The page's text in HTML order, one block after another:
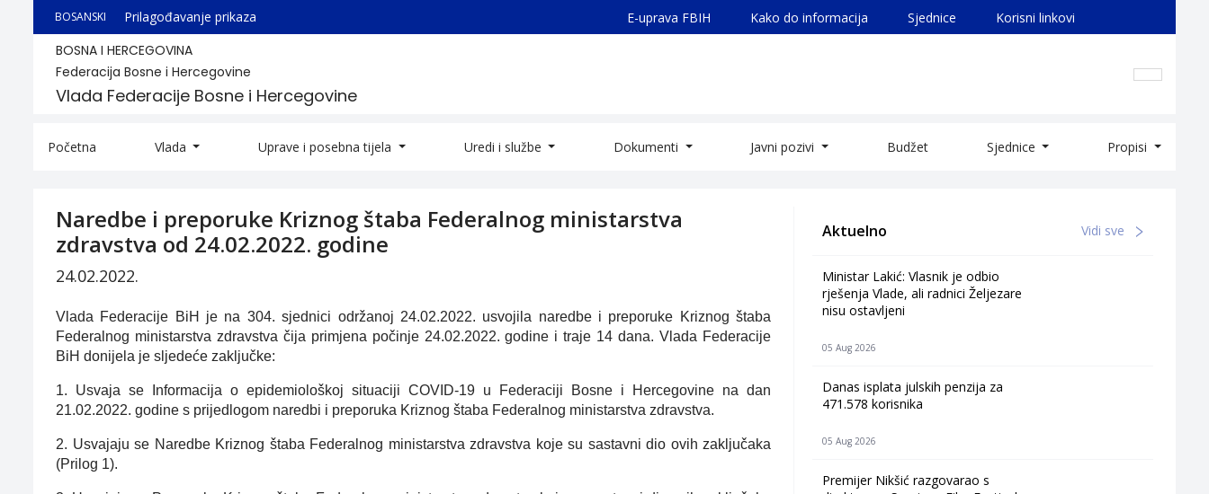
BOSANSKI Prilagođavanje prikaza E-uprava FBIH Kako do informacija Sjednice Korisni linkovi
BOSNA I HERCEGOVINA
Federacija Bosne i Hercegovine
Vlada Federacije Bosne i Hercegovine
Početna Vlada Uprave i posebna tijela Uredi i službe Dokumenti Javni pozivi Budžet Sjednice Propisi
Naredbe i preporuke Kriznog štaba Federalnog ministarstva
zdravstva od 24.02.2022. godine
24.02.2022.
Vlada Federacije BiH je na 304. sjednici održanoj 24.02.2022. usvojila naredbe i preporuke Kriznog štaba
Federalnog ministarstva zdravstva čija primjena počinje 24.02.2022. godine i traje 14 dana. Vlada Federacije
BiH donijela je sljedeće zaključke:
1. Usvaja se Informacija o epidemiološkoj situaciji COVID-19 u Federaciji Bosne i Hercegovine na dan
21.02.2022. godine s prijedlogom naredbi i preporuka Kriznog štaba Federalnog ministarstva zdravstva.
2. Usvajaju se Naredbe Kriznog štaba Federalnog ministarstva zdravstva koje su sastavni dio ovih zaključaka
(Prilog 1).
Aktuelno Vidi sve
Ministar Lakić: Vlasnik je odbio
rješenja Vlade, ali radnici Željezare
nisu ostavljeni
05 Aug 2026
Danas isplata julskih penzija za
471.578 korisnika
05 Aug 2026
Premijer Nikšić razgovarao s